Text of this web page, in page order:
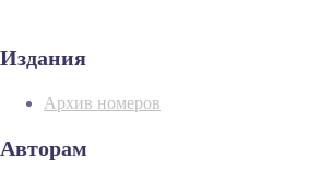
Издания
Архив номеров
Авторам